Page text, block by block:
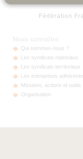
Fédération
Qui sommes-nous ?
Les syndicats nationaux
Les syndicats territoriaux
Les entreprises
Missions, actions et outils
Organisation